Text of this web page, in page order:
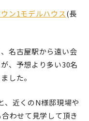
ン1モデルハウス(長
名古屋駅から遠い会
、予想より多い30名
した。
、近くのN様邸現場や
わせて見学して頂き